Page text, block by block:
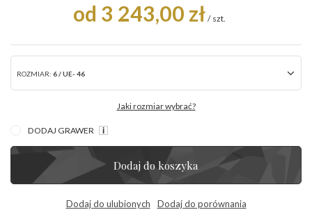
od 3 243,00 zł / szt.
ROZMIAR: 6 / UE- 46
Jaki rozmiar wybrać?
DODAJ GRAWER
Dodaj do koszyka
Dodaj do ulubionych Dodaj do porównania